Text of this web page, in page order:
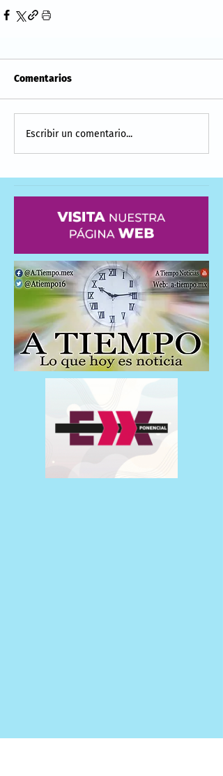
Comentarios
Escribir un comentario...